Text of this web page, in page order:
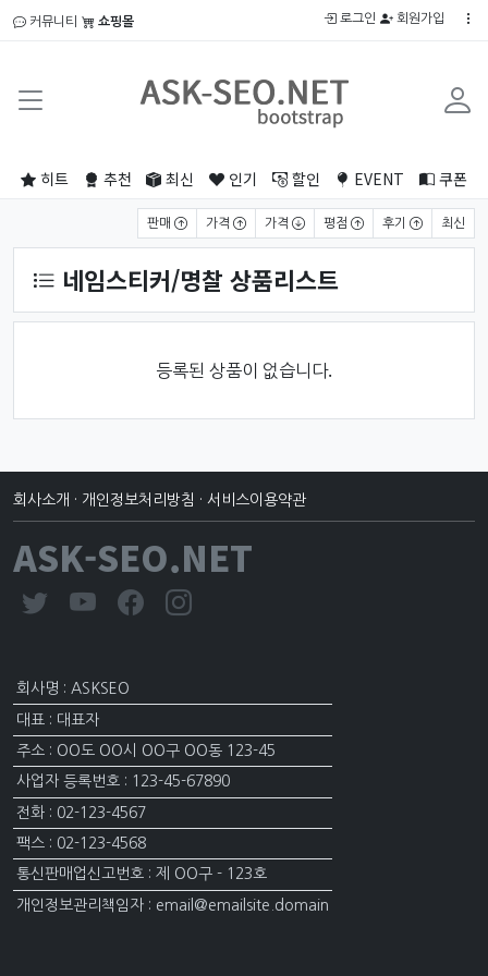
커뮤니티 쇼핑몰 로그인 회원가입
히트 추천 최신 인기 할인 EVENT 쿠폰
판매 가격 가격 평점 후기 최신
네임스티커/명찰 상품리스트
등록된 상품이 없습니다.
회사소개 · 개인정보처리방침 · 서비스이용약관
ASK-SEO.NET
회사명 : ASKSEO
대표 : 대표자
주소 : OO도 OO시 OO구 OO동 123-45
사업자 등록번호 : 123-45-67890
전화 : 02-123-4567
팩스 : 02-123-4568
통신판매업신고번호 : 제 OO구 - 123호
개인정보관리책임자 : email@emailsite.domain